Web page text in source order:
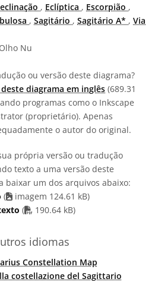
, Eclíptica , Escorpião ,
, Sagitário , Sagitário A* , Via
Nu
ou versão deste diagrama?
deste diagrama em inglês (689.31
programas como o Inkscape
(proprietário). Apenas
o autor do original.
própria versão ou tradução
texto a uma versão deste
baixar um dos arquivos abaixo:
(
imagem 124.61 kB)
( arquivo PDF
190.64 kB)
idiomas
Constellation Map
costellazione del Sagittario